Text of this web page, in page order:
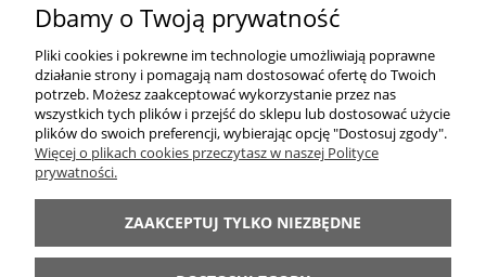
INFORMACJE
Internetowy Sklep Meblowy oferujący: meblościanki, komody, szafy, łóżka,
Dbamy o Twoją prywatność
Pliki cookies i pokrewne im technologie umożliwiają poprawne
działanie strony i pomagają nam dostosować ofertę do Twoich
potrzeb. Możesz zaakceptować wykorzystanie przez nas
wszystkich tych plików i przejść do sklepu lub dostosować użycie
plików do swoich preferencji, wybierając opcję "Dostosuj zgody".
Więcej o plikach cookies przeczytasz w naszej Polityce
prywatności.
ZAAKCEPTUJ TYLKO NIEZBĘDNE